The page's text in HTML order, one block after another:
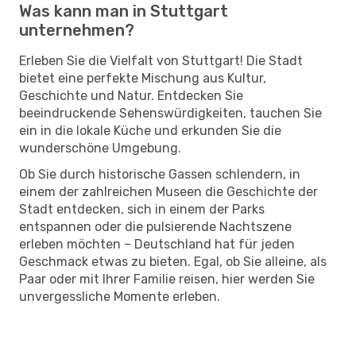
Was kann man in Stuttgart
unternehmen?
Erleben Sie die Vielfalt von Stuttgart! Die Stadt
bietet eine perfekte Mischung aus Kultur,
Geschichte und Natur. Entdecken Sie
beeindruckende Sehenswürdigkeiten, tauchen Sie
ein in die lokale Küche und erkunden Sie die
wunderschöne Umgebung.
Ob Sie durch historische Gassen schlendern, in
einem der zahlreichen Museen die Geschichte der
Stadt entdecken, sich in einem der Parks
entspannen oder die pulsierende Nachtszene
erleben möchten – Deutschland hat für jeden
Geschmack etwas zu bieten. Egal, ob Sie alleine, als
Paar oder mit Ihrer Familie reisen, hier werden Sie
unvergessliche Momente erleben.